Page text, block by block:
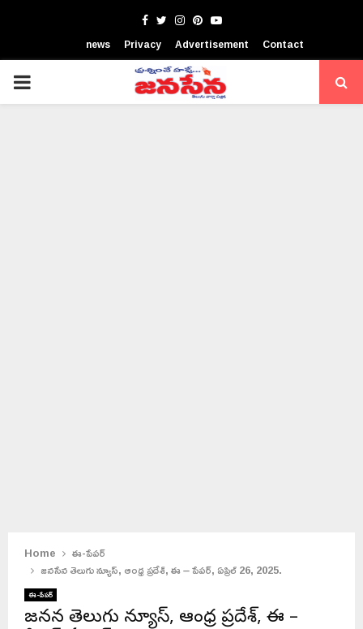
Facebook
TwitterInstagram
Pinterest
Youtube
news Privacy Advertisement Contact
PRIMARY
Home
ఈ-పేపర్
జనసేన తెలుగు న్యూస్, ఆంధ్ర ప్రదేశ్, ఈ – పేపర్, ఏప్రిల్ 26, 2025.
ఈ-పేపర్
జనసేన తెలుగు న్యూస్, ఆంధ్ర ప్రదేశ్, ఈ –